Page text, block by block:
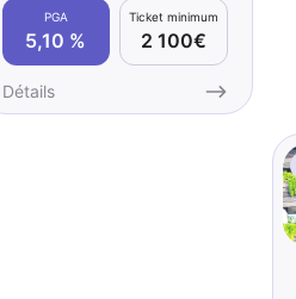
PGA
5,10 %
Ticket minimum
2 100€
Détails